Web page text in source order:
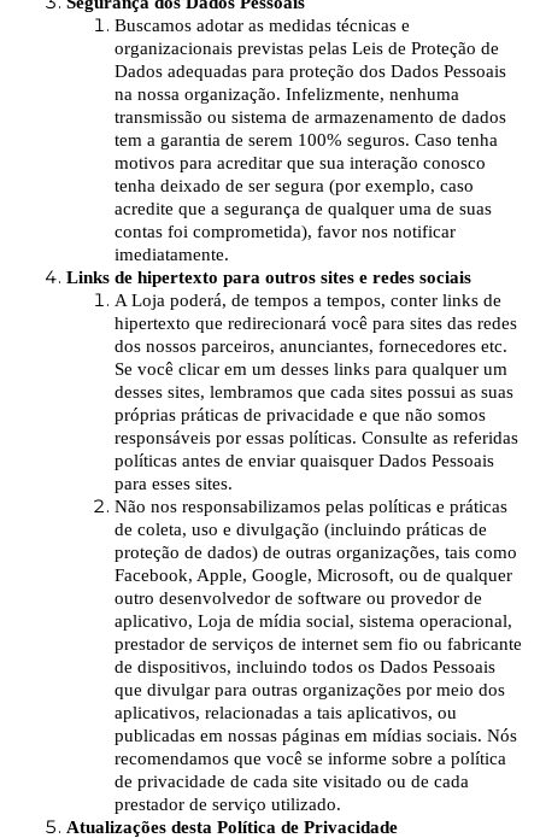
Buscamos adotar as medidas técnicas e
organizacionais previstas pelas Leis de Proteção de
Dados adequadas para proteção dos Dados Pessoais
na nossa organização. Infelizmente, nenhuma
transmissão ou sistema de armazenamento de dados
tem a garantia de serem 100% seguros. Caso tenha
motivos para acreditar que sua interação conosco
tenha deixado de ser segura (por exemplo, caso
acredite que a segurança de qualquer uma de suas
contas foi comprometida), favor nos notificar
imediatamente.
Links de hipertexto para outros sites e redes sociais
A Loja poderá, de tempos a tempos, conter links de
hipertexto que redirecionará você para sites das redes
dos nossos parceiros, anunciantes, fornecedores etc.
Se você clicar em um desses links para qualquer um
desses sites, lembramos que cada sites possui as suas
próprias práticas de privacidade e que não somos
responsáveis por essas políticas. Consulte as referidas
políticas antes de enviar quaisquer Dados Pessoais
para esses sites.
Não nos responsabilizamos pelas políticas e práticas
de coleta, uso e divulgação (incluindo práticas de
proteção de dados) de outras organizações, tais como
Facebook, Apple, Google, Microsoft, ou de qualquer
outro desenvolvedor de software ou provedor de
aplicativo, Loja de mídia social, sistema operacional,
prestador de serviços de internet sem fio ou fabricante
de dispositivos, incluindo todos os Dados Pessoais
que divulgar para outras organizações por meio dos
aplicativos, relacionadas a tais aplicativos, ou
publicadas em nossas páginas em mídias sociais. Nós
recomendamos que você se informe sobre a política
de privacidade de cada site visitado ou de cada
prestador de serviço utilizado.
Atualizações desta Política de Privacidade